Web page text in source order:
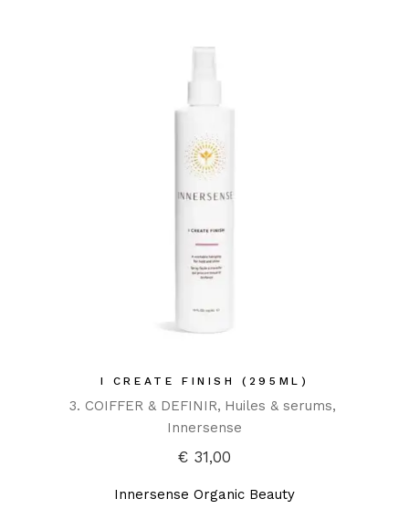
I CREATE FINISH (295ML)
3. COIFFER & DEFINIR Huiles & serums
Innersense
€ 31,00
Innersense Organic Beauty